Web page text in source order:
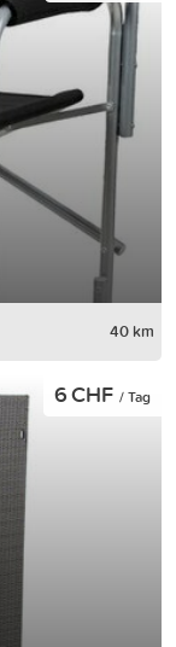
40 km
6 CHF / Tag